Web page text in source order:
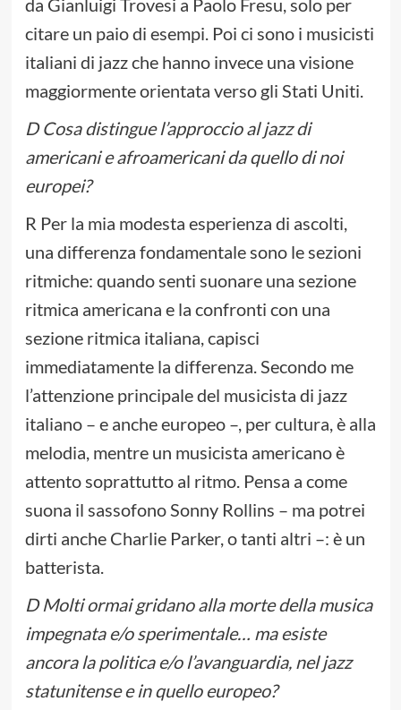
citare un paio di esempi. Poi ci sono i musicisti
italiani di jazz che hanno invece una visione
maggiormente orientata verso gli Stati Uniti.
D Cosa distingue l’approccio al jazz di
americani e afroamericani da quello di noi
europei?
R Per la mia modesta esperienza di ascolti,
una differenza fondamentale sono le sezioni
ritmiche: quando senti suonare una sezione
ritmica americana e la confronti con una
sezione ritmica italiana, capisci
immediatamente la differenza. Secondo me
l’attenzione principale del musicista di jazz
italiano – e anche europeo –, per cultura, è alla
melodia, mentre un musicista americano è
attento soprattutto al ritmo. Pensa a come
suona il sassofono Sonny Rollins – ma potrei
dirti anche Charlie Parker, o tanti altri –: è un
batterista.
D Molti ormai gridano alla morte della musica
impegnata e/o sperimentale… ma esiste
ancora la politica e/o l’avanguardia, nel jazz
statunitense e in quello europeo?